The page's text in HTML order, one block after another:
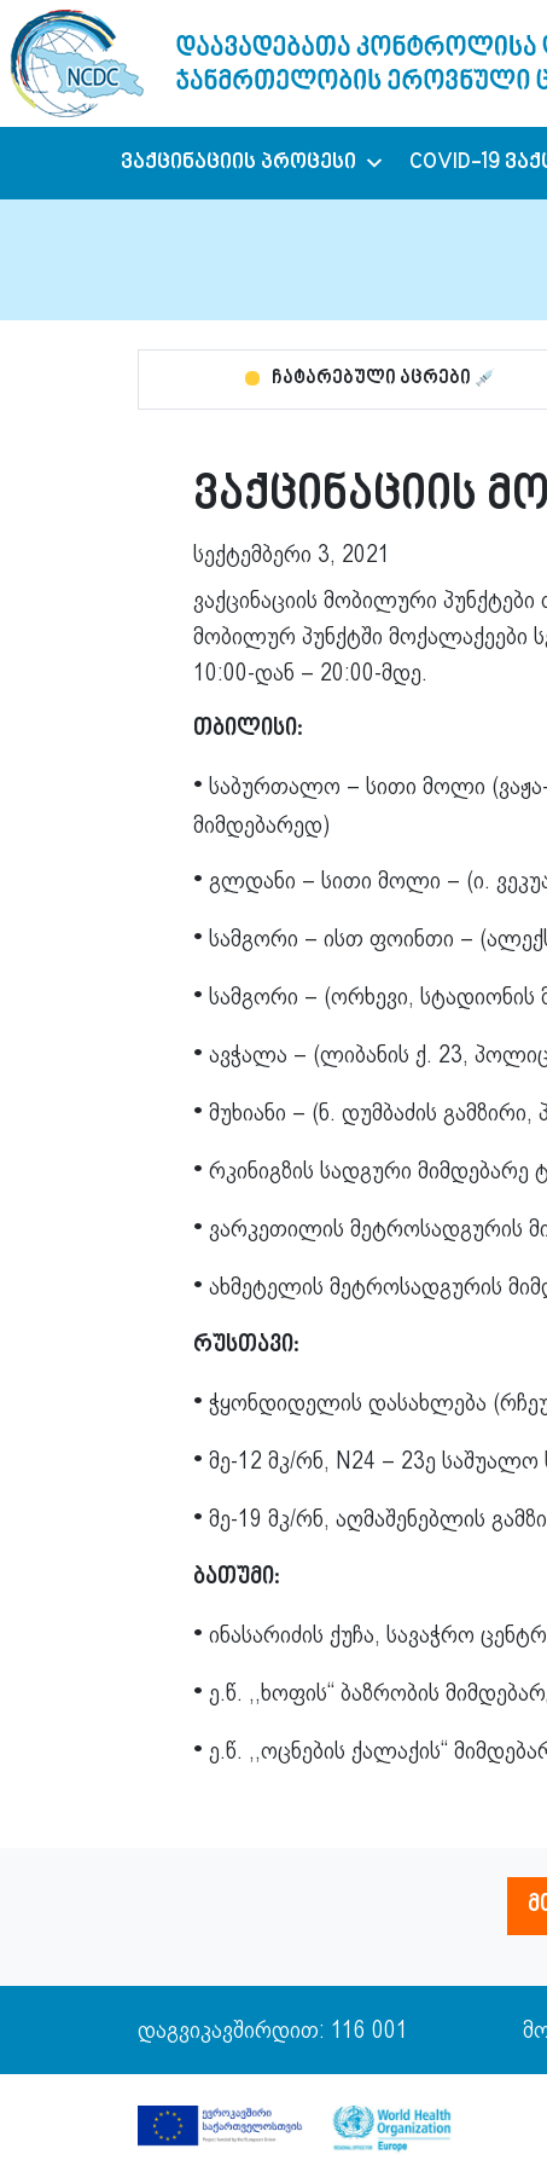
ვაქცინაციის პროცესი COVID-19
ჩატარებული აცრები
ვაქცინაციის
სექტემბერი 3, 2021
ვაქცინაციის მობილური
მობილურ პუნქტში მოქალაქეები
10:00-დან – 20:00-მდე.
თბილისი:
• საბურთალო – სითი მოლი
მიმდებარედ)
• გლდანი – სითი მოლი – (ი.
• სამგორი – ისთ ფოინთი –
• სამგორი – (ორხევი, სტადიონის
• ავჭალა – (ლიბანის ქ. 23,
• მუხიანი – (ნ. დუმბაძის
• რკინიგზის სადგური მიმდებარე
• ვარკეთილის მეტროსადგურის
• ახმეტელის მეტროსადგურის
რუსთავი:
• ჭყონდიდელის დასახლება
• მე-12 მკ/რნ, N24 – 23ე
• მე-19 მკ/რნ, აღმაშენებლის
ბათუმი:
• ინასარიძის ქუჩა, სავაჭრო
• ე.წ. ,,ხოფის“ ბაზრობის
• ე.წ. ,,ოცნების ქალაქის“
დაგვიკავშირდით: 116 001